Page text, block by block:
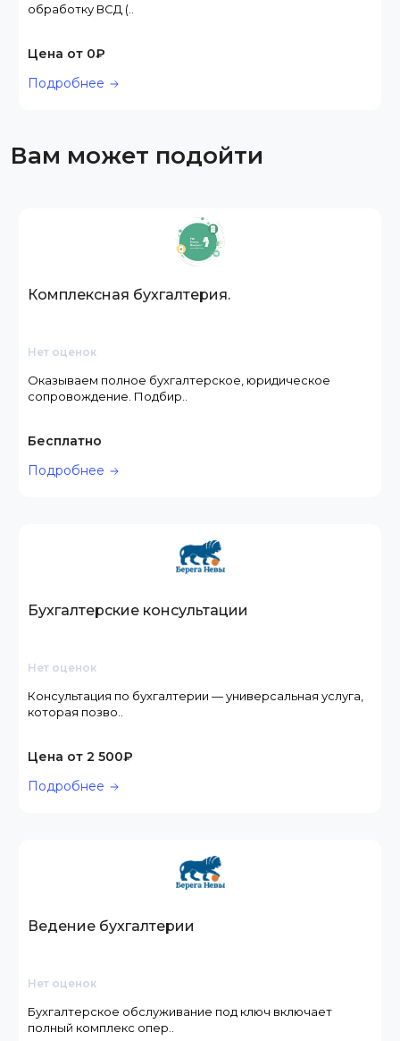
обработку ВСД (..
Цена от 0₽
Подробнее
Вам может подойти
Комплексная бухгалтерия.
Нет оценок
Оказываем полное бухгалтерское, юридическое
сопровождение. Подбир..
Бесплатно
Подробнее
Бухгалтерские консультации
Нет оценок
Консультация по бухгалтерии — универсальная услуга,
которая позво..
Цена от 2 500₽
Подробнее
Ведение бухгалтерии
Нет оценок
Бухгалтерское обслуживание под ключ включает
полный комплекс опер..